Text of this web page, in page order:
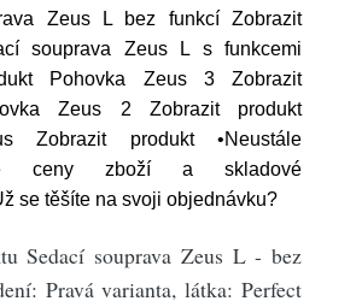
Zeus L bez funkcí Zobrazit
souprava Zeus L s funkcemi
Pohovka Zeus 3 Zobrazit
Zeus 2 Zobrazit produkt
Zobrazit produkt •Neustále
ceny zboží a skladové
se těšíte na svoji objednávku?
Sedací souprava Zeus L - bez
Pravá varianta, látka: Perfect